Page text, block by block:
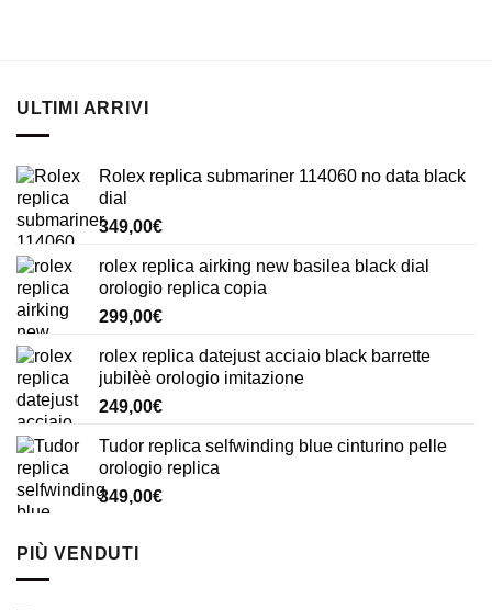
ULTIMI ARRIVI
Rolex replica submariner 114060 no data black
dial
349,00€
rolex replica airking new basilea black dial
orologio replica copia
299,00€
rolex replica datejust acciaio black barrette
jubilèè orologio imitazione
249,00€
Tudor replica selfwinding blue cinturino pelle
orologio replica
349,00€
PIÙ VENDUTI